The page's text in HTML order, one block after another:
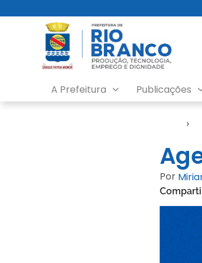
A Prefeitura Publicações
›
Por